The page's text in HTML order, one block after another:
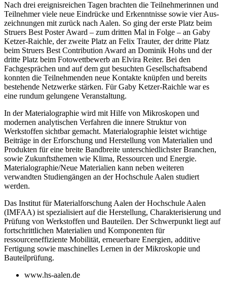
Nach drei ereignisreichen Tagen brachten die Teilnehmerinnen und
Teilnehmer viele neue Eindrücke und Erkenntnisse sowie vier Aus-
zeichnungen mit zurück nach Aalen. So ging der erste Platz beim
Struers Best ­Poster Award – zum dritten Mal in Folge – an Gaby
Ketzer-Raichle, der zweite Platz an Felix Trauter, der dritte Platz
beim Struers Best Contribution Award an Dominik Hohs und der
dritte Platz beim Fotowettbewerb an Elvira Reiter. Bei den
Fachgesprächen und auf dem gut besuchten Gesellschaftsabend
konnten die Teilnehmenden neue Kontakte knüpfen und bereits
bestehende Netzwerke stärken. Für Gaby Ketzer-Raichle war es
eine rundum gelungene Veranstaltung.
In der Materialographie wird mit Hilfe von Mikroskopen und
modernen analytischen Verfahren die innere Struktur von
Werkstoffen sichtbar gemacht. Materialographie leistet wichtige
Beiträge in der Erforschung und Herstellung von Materialien und
Produkten für eine breite Bandbreite unterschiedlichster Branchen,
sowie Zukunftsthemen wie Klima, Ressourcen und Energie.
Materialographie/Neue Materialien kann neben weiteren
verwandten Studiengängen an der Hochschule Aalen studiert
werden.
Das Institut für Materialforschung Aalen der Hochschule Aalen
(IMFAA) ist spezialisiert auf die Herstellung, Charakterisierung und
Prüfung von Werkstoffen und Bauteilen. Der Schwerpunkt liegt auf
fortschrittlichen Materialien und Komponenten für
ressourceneffiziente Mobilität, erneuerbare Energien, additive
Fertigung sowie maschinelles Lernen in der Mikroskopie und
Bauteilprüfung.
www.hs-aalen.de